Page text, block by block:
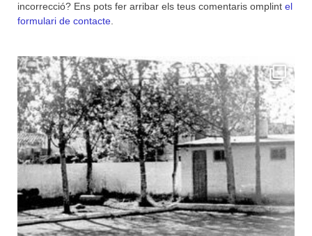
incorrecció? Ens pots fer arribar els teus comentaris omplint el
formulari de contacte